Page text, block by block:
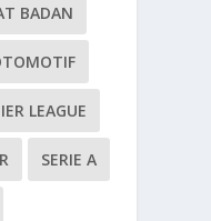
BADAN
LEAGUE
SERIE A